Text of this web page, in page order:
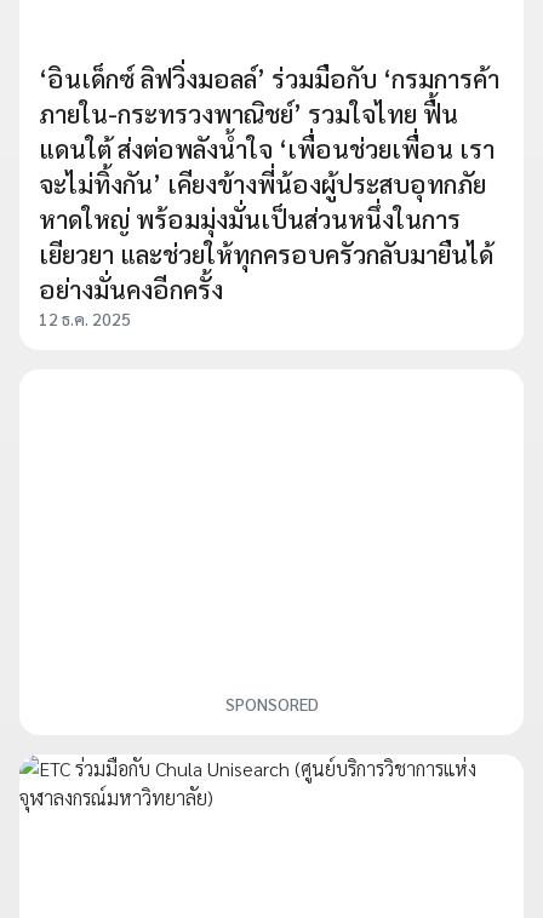
‘อินเด็กซ์ ลิฟวิ่งมอลล์’ ร่วมมือกับ ‘กรมการค้า
ภายใน-กระทรวงพาณิชย์’ รวมใจไทย ฟื้น
แดนใต้ ส่งต่อพลังน้ำใจ ‘เพื่อนช่วยเพื่อน เรา
จะไม่ทิ้งกัน’ เคียงข้างพี่น้องผู้ประสบอุทกภัย
หาดใหญ่ พร้อมมุ่งมั่นเป็นส่วนหนึ่งในการ
เยียวยา และช่วยให้ทุกครอบครัวกลับมายืนได้
อย่างมั่นคงอีกครั้ง
12 ธ.ค. 2025
SPONSORED